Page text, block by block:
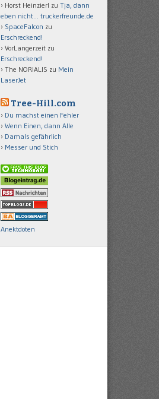
Horst Heinzierl zu Tja, dann
eben nicht… truckerfreunde.de
SpaceFalcon zu
Erschreckend!
VorLangerzeit zu
Erschreckend!
The NORIALIS zu Mein
LaserJet
Tree-Hill.com
Du machst einen Fehler
Wenn Einen, dann Alle
Damals gefährlich
Messer und Stich
Anektdoten